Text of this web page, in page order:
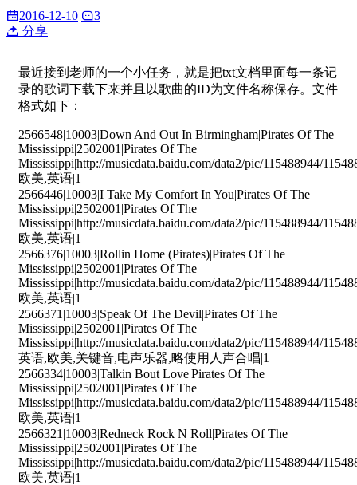
2016-12-10
3
分享
最近接到老师的一个小任务，就是把txt文档里面每一条记
录的歌词下载下来并且以歌曲的ID为文件名称保存。文件
格式如下：
2566548|10003|Down And Out In Birmingham|Pirates Of The
Mississippi|2502001|Pirates Of The
Mississippi|http://musicdata.baidu.com/data2/pic/115488944/
欧美,英语|1
2566446|10003|I Take My Comfort In You|Pirates Of The
Mississippi|2502001|Pirates Of The
Mississippi|http://musicdata.baidu.com/data2/pic/115488944/
欧美,英语|1
2566376|10003|Rollin Home (Pirates)|Pirates Of The
Mississippi|2502001|Pirates Of The
Mississippi|http://musicdata.baidu.com/data2/pic/115488944/
欧美,英语|1
2566371|10003|Speak Of The Devil|Pirates Of The
Mississippi|2502001|Pirates Of The
Mississippi|http://musicdata.baidu.com/data2/pic/115488944/
英语,欧美,关键音,电声乐器,略使用人声合唱|1
2566334|10003|Talkin Bout Love|Pirates Of The
Mississippi|2502001|Pirates Of The
Mississippi|http://musicdata.baidu.com/data2/pic/115488944/
欧美,英语|1
2566321|10003|Redneck Rock N Roll|Pirates Of The
Mississippi|2502001|Pirates Of The
Mississippi|http://musicdata.baidu.com/data2/pic/115488944/
欧美,英语|1